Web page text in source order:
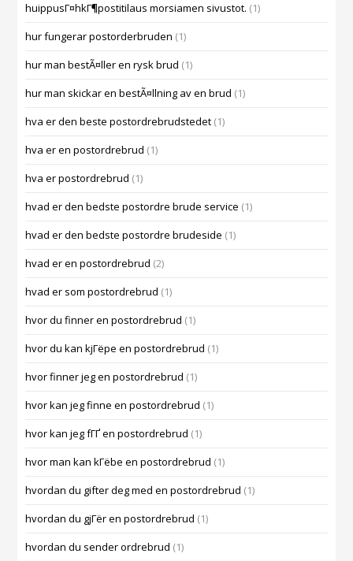
huippusГ¤hkГ¶postitilaus morsiamen sivustot. (1)
hur fungerar postorderbruden (1)
hur man bestÃ¤ller en rysk brud (1)
hur man skickar en bestÃ¤llning av en brud (1)
hva er den beste postordrebrudstedet (1)
hva er en postordrebrud (1)
hva er postordrebrud (1)
hvad er den bedste postordre brude service (1)
hvad er den bedste postordre brudeside (1)
hvad er en postordrebrud (2)
hvad er som postordrebrud (1)
hvor du finner en postordrebrud (1)
hvor du kan kjГёpe en postordrebrud (1)
hvor finner jeg en postordrebrud (1)
hvor kan jeg finne en postordrebrud (1)
hvor kan jeg fГҐ en postordrebrud (1)
hvor man kan kГёbe en postordrebrud (1)
hvordan du gifter deg med en postordrebrud (1)
hvordan du gjГёr en postordrebrud (1)
hvordan du sender ordrebrud (1)